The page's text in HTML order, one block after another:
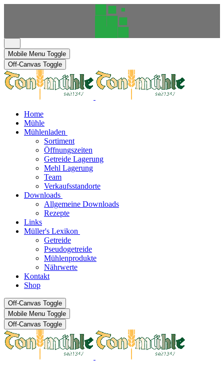
Mobile Menu Toggle
Off-Canvas Toggle
Home
Mühle
Mühlenladen
Sortiment
Öffnungszeiten
Getreide Lagerung
Mehl Lagerung
Team
Verkaufsstandorte
Downloads
Allgemeine Downloads
Rezepte
Links
Müller's Lexikon
Getreide
Pseudogetreide
Mühlenprodukte
Nährwerte
Kontakt
Shop
Off-Canvas Toggle
Mobile Menu Toggle
Off-Canvas Toggle